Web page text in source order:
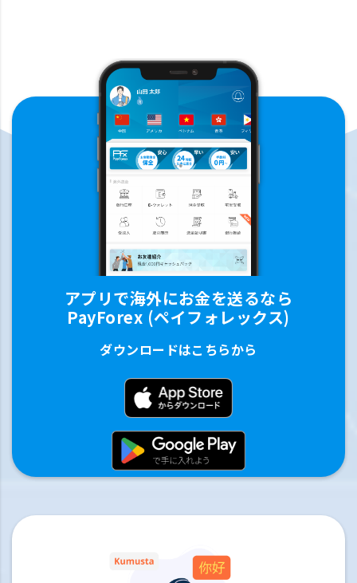
アプリで海外にお金を送るなら
PayForex (ペイフォレックス)
ダウンロードはこちらから